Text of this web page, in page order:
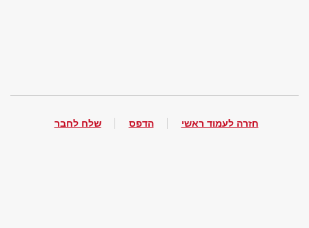
חזרה לעמוד ראשי הדפס שלח לחבר